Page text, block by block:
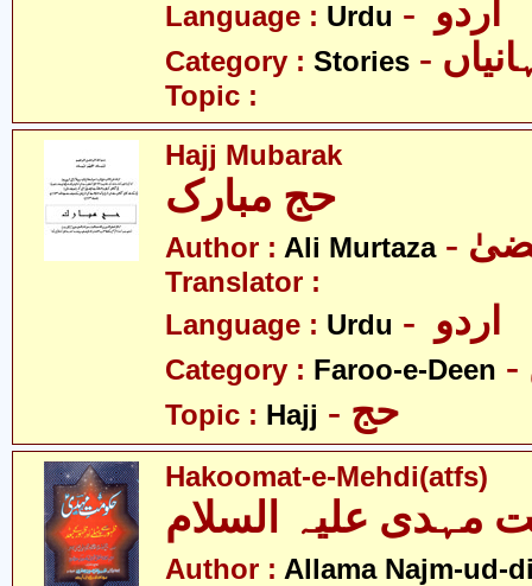
Language : Urdu
Category : Stories
Topic :
Hajj Mubarak
Author : Ali Murtaza
Translator :
Language : Urdu
Category : Faroo-e-Deen
Topic : Hajj - حج
Hakoomat-e-Mehdi(atfs)
مہدی علیہ السلام
Author : Allama Najm-ud-